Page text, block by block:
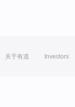
关于有道 Investors